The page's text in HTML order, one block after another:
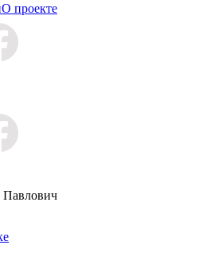
О проекте
Павлович